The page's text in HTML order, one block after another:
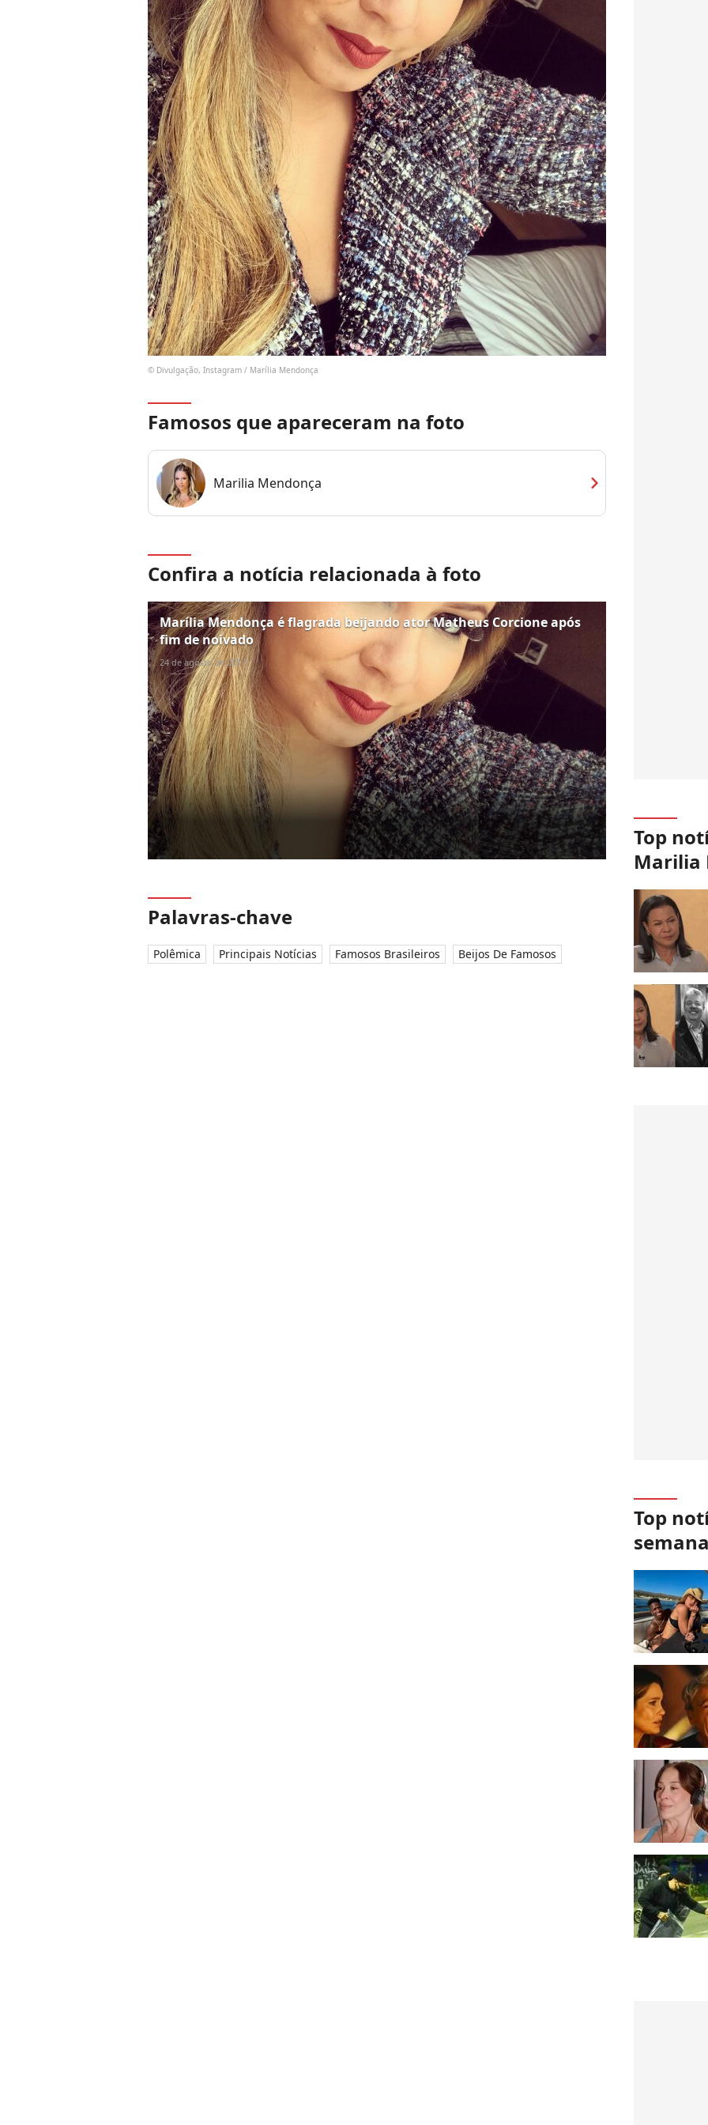
© Divulgação, Instagram / Marília Mendonça
Famosos que apareceram na foto
Marilia Mendonça chevron_right
Confira a notícia relacionada à foto
Marília Mendonça é flagrada beijando ator Matheus Corcione após
fim de noivado
24 de agosto de 2017
Palavras-chave
Polêmica Principais Notícias Famosos Brasileiros Beijos De Famosos
Top
Marilia
Top
semana